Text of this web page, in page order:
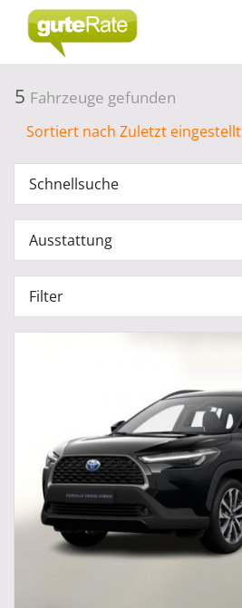
5 Fahrzeuge gefunden
Sortiert nach Zuletzt eingestellt
Schnellsuche
Ausstattung
Filter